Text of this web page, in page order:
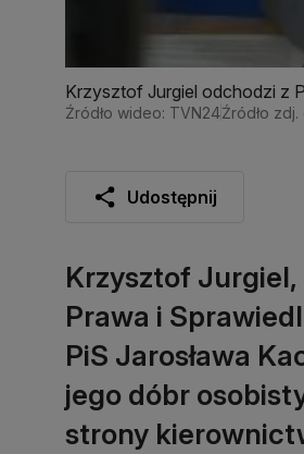
Krzysztof Jurgiel odchodzi z
Źródło wideo: TVN24Źródło zdj.
Udostępnij
Krzysztof Jurgiel,
Prawa i
PiS Jarosława
jego dóbr
strony